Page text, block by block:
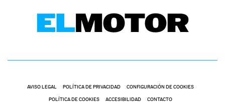
AVISO LEGAL POLÍTICA DE PRIVACIDAD CONFIGURACIÓN DE COOKIES
POLÍTICA DE COOKIES ACCESIBILIDAD CONTACTO